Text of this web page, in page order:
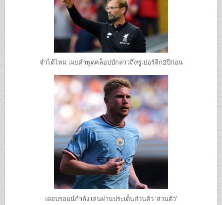
จำได้ไหม เผยคำพูดคล็อปป์กล่าวถึงซูเปอร์ลีก2ปีก่อน
เดอบรอยน์กำลัง เล่นผ่านประเด็นส่วนตัว ‘ส่วนตัว’